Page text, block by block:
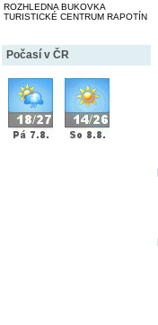
ROZHLEDNA BUKOVKA
TURISTICKÉ CENTRUM RAPOTÍN
Počasí v ČR